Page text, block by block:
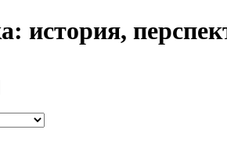
история,